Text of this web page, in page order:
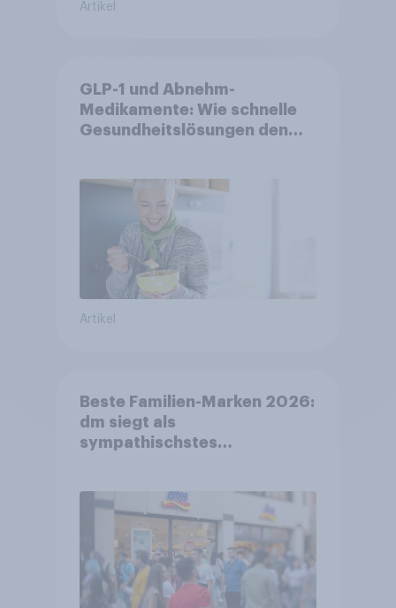
Artikel
GLP-1 und Abnehm-
Medikamente: Wie schnelle
Gesundheitslösungen den
Artikel
Beste Familien-Marken 2026:
dm siegt als
sympathischstes